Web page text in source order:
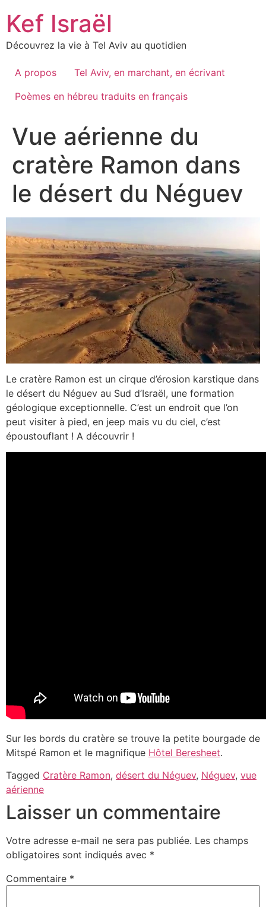
content
Kef Israël
Découvrez la vie à Tel Aviv au quotidien
A propos
Tel Aviv, en marchant, en écrivant
Poèmes en hébreu traduits en français
Vue aérienne du
cratère Ramon dans
le désert du Néguev
Le cratère Ramon est un cirque d’érosion karstique dans
le désert du Néguev au Sud d’Israël, une formation
géologique exceptionnelle. C’est un endroit que l’on
peut visiter à pied, en jeep mais vu du ciel, c’est
époustouflant ! A découvrir !
Sur les bords du cratère se trouve la petite bourgade de
Mitspé Ramon et le magnifique Hôtel Beresheet.
Tagged Cratère Ramon, désert du Néguev, Néguev, vue
aérienne
Laisser un commentaire
Votre adresse e-mail ne sera pas publiée. Les champs
obligatoires sont indiqués avec *
Commentaire *